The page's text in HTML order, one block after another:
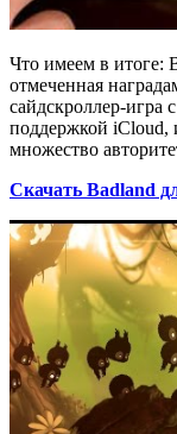
Что имеем в итоге:
отмеченная
сайдскроллер-игра
поддержкой iCloud,
множество
Скачать Badland